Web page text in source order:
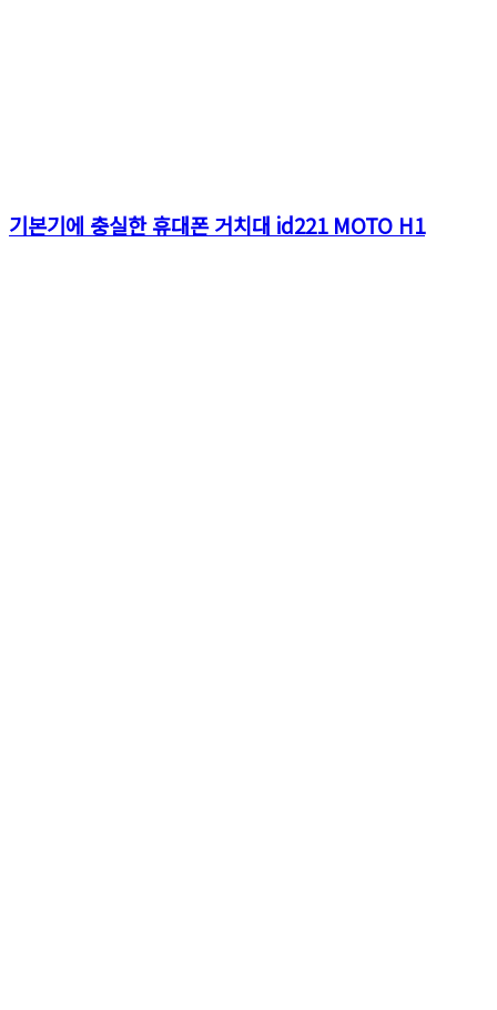
기본기에 충실한 휴대폰 거치대 id221 MOTO H1